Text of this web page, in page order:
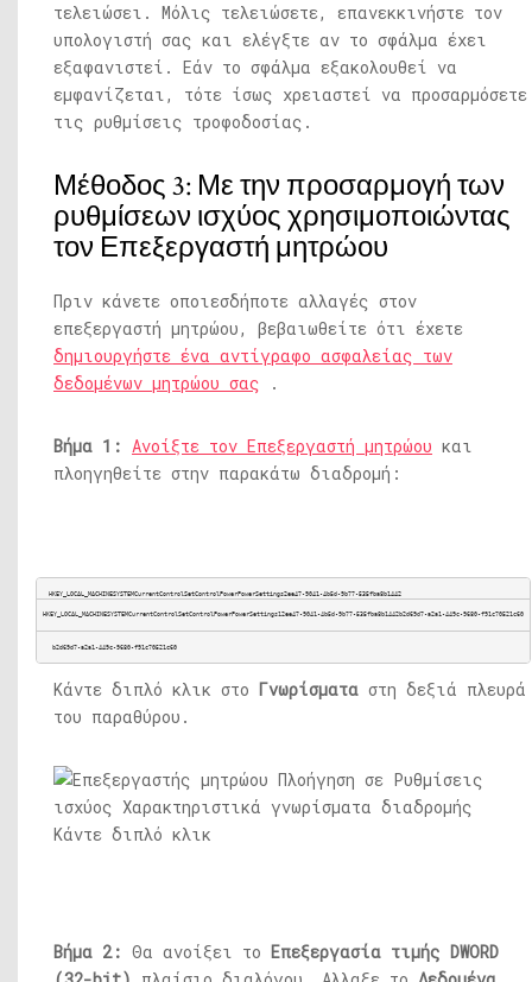
τελειώσει. Μόλις τελειώσετε, επανεκκινήστε τον
υπολογιστή σας και ελέγξτε αν το σφάλμα έχει
εξαφανιστεί. Εάν το σφάλμα εξακολουθεί να
εμφανίζεται, τότε ίσως χρειαστεί να προσαρμόσετε
τις ρυθμίσεις τροφοδοσίας.
Μέθοδος 3: Με την προσαρμογή των
ρυθμίσεων ισχύος χρησιμοποιώντας
τον Επεξεργαστή μητρώου
Πριν κάνετε οποιεσδήποτε αλλαγές στον
επεξεργαστή μητρώου, βεβαιωθείτε ότι έχετε
δημιουργήστε ένα αντίγραφο ασφαλείας των
δεδομένων μητρώου σας .
Βήμα 1: Ανοίξτε τον Επεξεργαστή μητρώου και
πλοηγηθείτε στην παρακάτω διαδρομή:
HKEY_LOCAL_MACHINESYSTEMCurrentControlSetControlPowerPowerSettings2ee47-9041-4b5d-9b77-535fba8b1442
HKEY_LOCAL_MACHINESYSTEMCurrentControlSetControlPowerPowerSettings12ee47-9041-4b5d-9b77-535fba8b1442b2d69d7-a2a1-449c-9680-f91c70521c60
b2d69d7-a2a1-449c-9680-f91c70521c60
Κάντε διπλό κλικ στο Γνωρίσματα στη δεξιά πλευρά
του παραθύρου.
Βήμα 2: Θα ανοίξει το Επεξεργασία τιμής DWORD